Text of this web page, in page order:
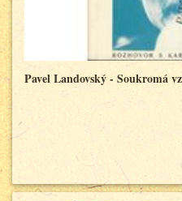
Pavel Landovský - Soukromá